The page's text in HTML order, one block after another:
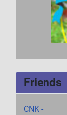
Friends
CNK -